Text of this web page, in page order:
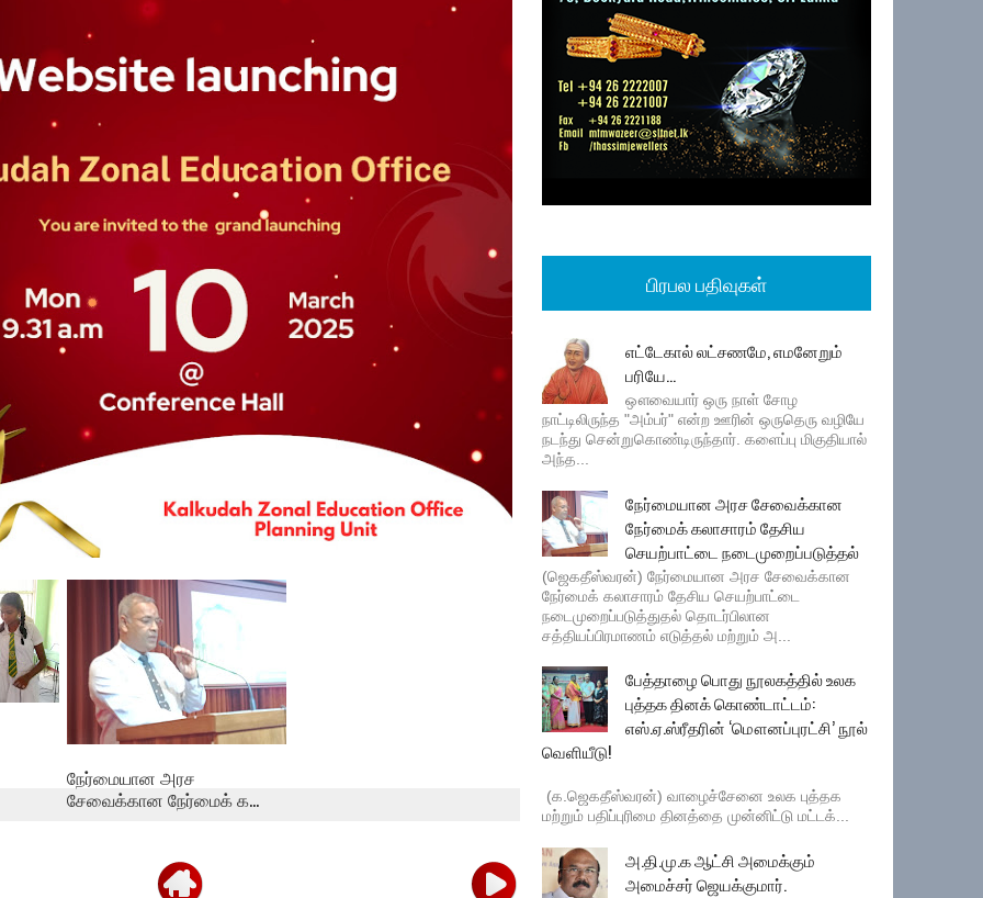
நேர்மையான அரச
சேவைக்கான நேர்மைக் க...
பிரபல பதிவுகள்
எட்டேகால் லட்சணமே, எமனேறும்
பரியே...
ஔவையார் ஒரு நாள் சோழ
நாட்டிலிருந்த "அம்பர்" என்ற ஊரின் ஒருதெரு வழியே
நடந்து சென்றுகொண்டிருந்தார். களைப்பு மிகுதியால்
அந்த...
நேர்மையான அரச சேவைக்கான
நேர்மைக் கலாசாரம் தேசிய
செயற்பாட்டை நடைமுறைப்படுத்தல்
(ஜெகதீஸ்வரன்) நேர்மையான அரச சேவைக்கான
நேர்மைக் கலாசாரம் தேசிய செயற்பாட்டை
நடைமுறைப்படுத்துதல் தொடர்பிலான
சத்தியப்பிரமாணம் எடுத்தல் மற்றும் அ...
பேத்தாழை பொது நூலகத்தில் உலக
புத்தக தினக் கொண்டாட்டம்:
எஸ்.ஏ.ஸ்ரீதரின் ‘மௌனப்புரட்சி’ நூல்
வெளியீடு!
(க.ஜெகதீஸ்வரன்) வாழைச்சேனை உலக புத்தக
மற்றும் பதிப்புரிமை தினத்தை முன்னிட்டு மட்டக்...
அ.தி.மு.க ஆட்சி அமைக்கும்
அமைச்சர் ஜெயக்குமார்.